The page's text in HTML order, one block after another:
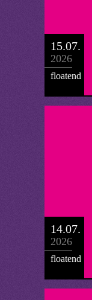
15.07.
2026
floatend
14.07.
2026
floatend